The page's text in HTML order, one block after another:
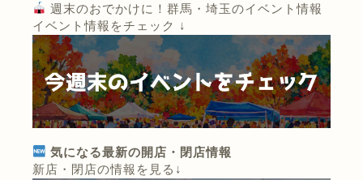
週末のおでかけに！群馬・埼玉のイベント情報
イベント情報をチェック ↓
気になる最新の開店・閉店情報
新店・閉店の情報を見る↓